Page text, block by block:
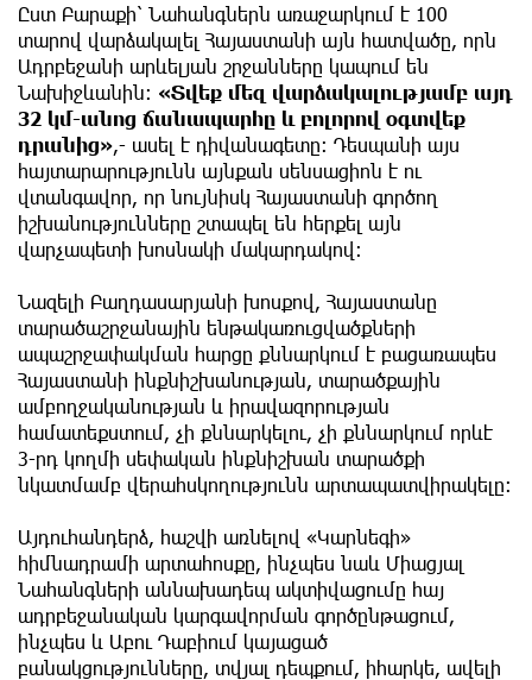
Ըստ Բարաքի՝ Նահանգներն առաջարկում է 100
տարով վարձակալել Հայաստանի այն հատվածը, որն
Ադրբեջանի արևելյան շրջանները կապում են
Նախիջևանին։ «Տվեք մեզ վարձակալությամբ այդ
32 կմ-անոց ճանապարհը և բոլորով օգտվեք
դրանից» ,- ասել է դիվանագետը։ Դեսպանի այս
հայտարարությունն այնքան սենսացիոն է ու
վտանգավոր, որ նույնիսկ Հայաստանի գործող
իշխանությունները շտապել են հերքել այն
վարչապետի խոսնակի մակարդակով։
Նազելի Բաղդասարյանի խոսքով, Հայաստանը
տարածաշրջանային ենթակառուցվածքների
ապաշրջափակման հարցը քննարկում է բացառապես
Հայաստանի ինքնիշխանության, տարածքային
ամբողջականության և իրավազորության
համատեքստում, չի քննարկելու, չի քննարկում որևէ
3-րդ կողմի սեփական ինքնիշխան տարածքի
նկատմամբ վերահսկողությունն արտապատվիրակելը։
Այդուհանդերձ, հաշվի առնելով «Կարնեգի»
հիմնադրամի արտահոսքը, ինչպես նաև Միացյալ
Նահանգների աննախադեպ ակտիվացումը հայ
ադրբեջանական կարգավորման գործընթացում,
ինչպես և Աբու Դաբիում կայացած
բանակցությունները, տվյալ դեպքում, իհարկե, ավելի